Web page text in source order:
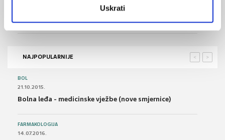
Uskrati
Pomoću napredne tehnologije sekvenciranja otkriveni
NAJPOPULARNIJE >
<
BOL
21.10.2015.
Bolna leđa - medicinske vježbe (nove smjernice)
FARMAKOLOGIJA
14.07.2016.